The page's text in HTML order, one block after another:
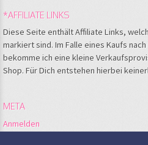
*AFFILIATE LINKS
Diese Seite enthält Affiliate Links,
markiert sind. Im Falle eines Kaufs
bekomme ich eine kleine
Shop. Für Dich entstehen hierbei
META
Anmelden